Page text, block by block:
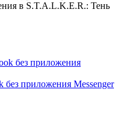
в S.T.A.L.K.E.R.: Тень
без приложения Messenger